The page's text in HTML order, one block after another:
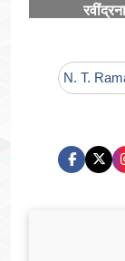
N. T.